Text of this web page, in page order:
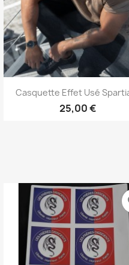
Aperçu rapide
Casquette Effet Usé
25,00 €